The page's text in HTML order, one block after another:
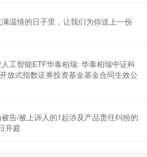
温情的日子里，让我们为你送上一份
工智能ETF华泰柏瑞: 华泰柏瑞中证科
放式指数证券投资基金基金合同生效公
告/被上诉人的1起涉及产品责任纠纷的
开庭